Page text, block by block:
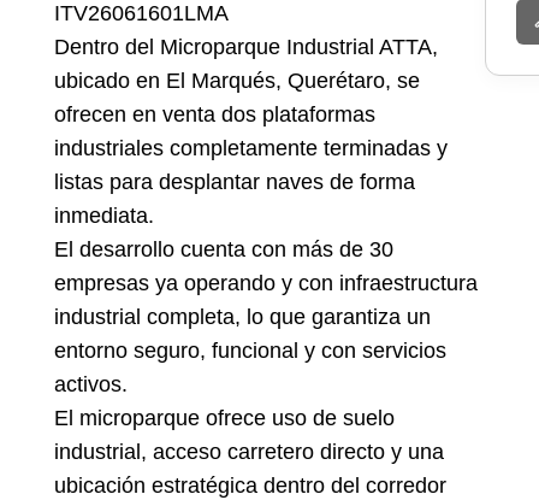
ITV26061601LMA
Dentro del Microparque Industrial ATTA,
ubicado en El Marqués, Querétaro, se
ofrecen en venta dos plataformas
industriales completamente terminadas y
listas para desplantar naves de forma
inmediata.
El desarrollo cuenta con más de 30
empresas ya operando y con infraestructura
industrial completa, lo que garantiza un
entorno seguro, funcional y con servicios
activos.
El microparque ofrece uso de suelo
industrial, acceso carretero directo y una
ubicación estratégica dentro del corredor